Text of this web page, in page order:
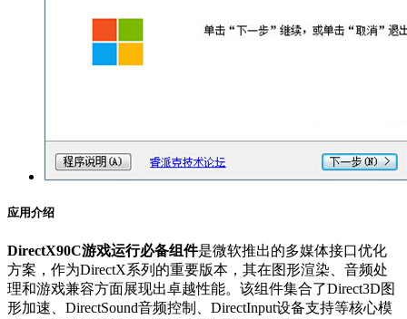
应用介绍
DirectX90C游戏运行必备组件是微软推出的多媒体接口优化
方案，作为DirectX系列的重要版本，其在图形渲染、音频处
理和游戏兼容方面展现出卓越性能。该组件集合了Direct3D图
形加速、DirectSound音频控制、DirectInput设备支持等核心模